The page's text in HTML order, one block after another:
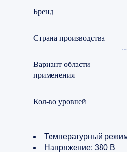
Бренд
Страна производства
Вариант области
применения
Кол-во уровней
Температурный
Напряжение: 380 В